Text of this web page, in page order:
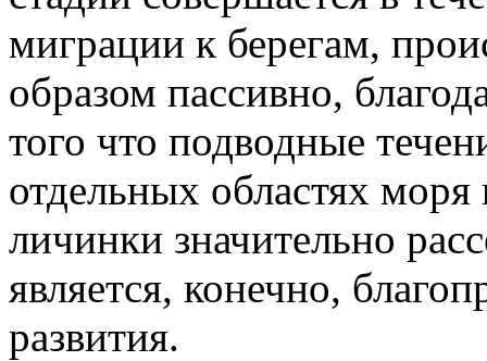
миграции к берегам,
образом пассивно,
того что подводные
отдельных областях
личинки значительно
является, конечно,
развития.